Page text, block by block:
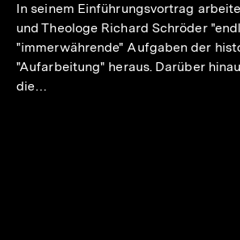
In seinem Einführungsvortrag
und Theologe Richard Schröder
"immerwährende" Aufgaben der
"Aufarbeitung" heraus. Darüber
die…